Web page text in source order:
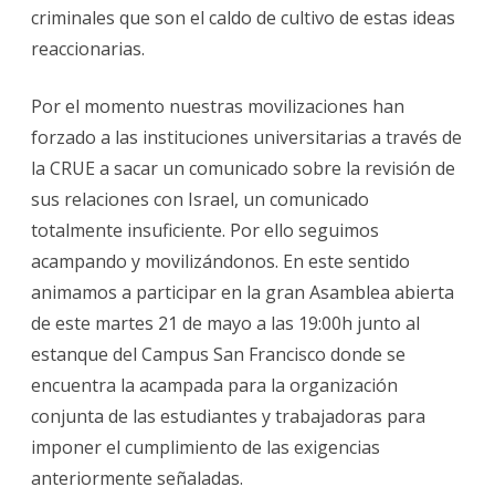
criminales que son el caldo de cultivo de estas ideas
reaccionarias.
Por el momento nuestras movilizaciones han
forzado a las instituciones universitarias a través de
la CRUE a sacar un comunicado sobre la revisión de
sus relaciones con Israel, un comunicado
totalmente insuficiente. Por ello seguimos
acampando y movilizándonos. En este sentido
animamos a participar en la gran Asamblea abierta
de este martes 21 de mayo a las 19:00h junto al
estanque del Campus San Francisco donde se
encuentra la acampada para la organización
conjunta de las estudiantes y trabajadoras para
imponer el cumplimiento de las exigencias
anteriormente señaladas.